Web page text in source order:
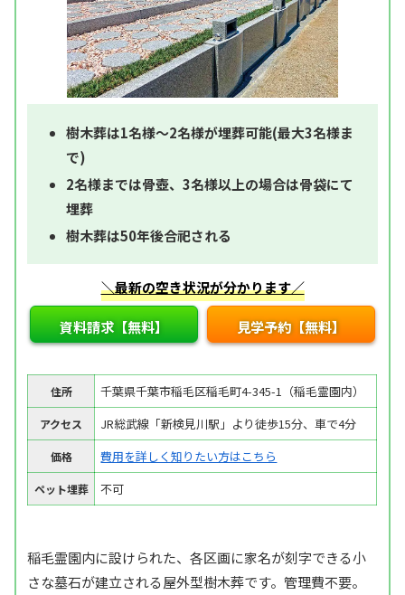
樹木葬は1名様～2名様が埋葬可能(最大3名様ま
で)
2名様までは骨壺、3名様以上の場合は骨袋にて
埋葬
樹木葬は50年後合祀される
＼最新の空き状況が分かります／
資料請求【無料】 見学予約【無料】
住所 千葉県千葉市稲毛区稲毛町4-345-1（稲毛霊園内）
アクセス JR総武線「新検見川駅」より徒歩15分、車で4分
価格 費用を詳しく知りたい方はこちら
ペット埋葬 不可
稲毛霊園内に設けられた、各区画に家名が刻字できる小
さな墓石が建立される屋外型樹木葬です。管理費不要。